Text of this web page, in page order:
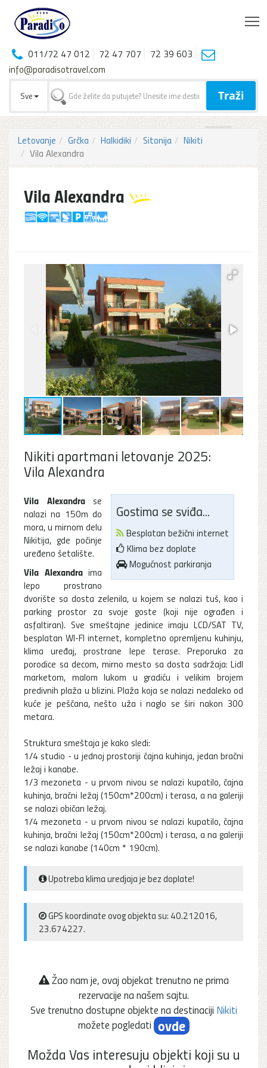
011/72 47 012 72 47 707
72 39 603
info@paradisotravel.com
Sve Traži
Letovanje Grčka Halkidiki Sitonija
Nikiti
Vila Alexandra
Vila Alexandra
Nikiti apartmani letovanje 2025:
Vila Alexandra
Gostima se sviđa...
Besplatan bežični internet
Klima bez doplate
Mogućnost parkiranja
Vila Alexandrase
nalazi na 150m do
mora, u mirnom delu
Nikitija, gde počinje
uređeno šetalište.
Vila Alexandraima
lepo prostrano
dvorište sa dosta zelenila, u kojem se nalazi tuš, kao i
parking prostor za svoje goste (koji nije ograđen i
asfaltiran). Sve smeštajne jedinice imaju LCD/SAT TV,
besplatan WI-FI internet, kompletno opremljenu kuhinju,
klima uređaj, prostrane lepe terase. Preporuka za
porodice sa decom, mirno mesto sa dosta sadržaja: Lidl
marketom, malom lukom u gradiću i velikim brojem
predivnih plaža u blizini. Plaža koja se nalazi nedaleko od
kuće je peščana, nešto uža i naglo se širi nakon 300
metara.
Struktura smeštaja je kako sledi:
1/4 studio - u jednoj prostoriji čajna kuhinja, jedan bračni
ležaj i kanabe.
1/3 mezoneta - u prvom nivou se nalazi kupatilo, čajna
kuhinja, bračni ležaj (150cm*200cm) i terasa, a na galeriji
se nalazi običan ležaj.
1/4 mezoneta - u prvom nivou se nalazi kupatilo, čajna
kuhinja, bračni ležaj (150cm*200cm) i terasa, a na galeriji
se nalazi kanabe (140cm * 190cm).
Upotreba klima uredjaja je bez doplate!
GPS koordinate ovog objekta su: 40.212016,
23.674227.
Žao nam je, ovaj objekat trenutno ne prima
rezervacije na našem sajtu.
Sve trenutno dostupne objekte na destinaciji Nikiti
možete pogledati ovde
Možda Vas interesuju objekti koji su u